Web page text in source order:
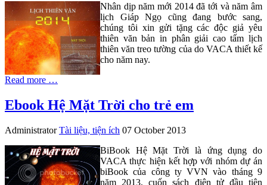
Nhân dịp năm mới 2014 đã tới và năm âm
lịch Giáp Ngọ cũng đang bước sang,
chúng tôi xin gửi tặng các độc giả yêu
thiên văn bản in phân giải cao tấm lịch
thiên văn treo tường của do VACA thiết kế
cho năm nay.
Read more …
Ebook Hệ Mặt Trời cho trẻ em
Administrator Tài liệu, tiện ích 07 October 2013
BiBook Hệ Mặt Trời là ứng dụng do
VACA thực hiện kết hợp với nhóm dự án
biBook của công ty VVN vào tháng 9
năm 2013, cuốn sách điện tử đầu tiên